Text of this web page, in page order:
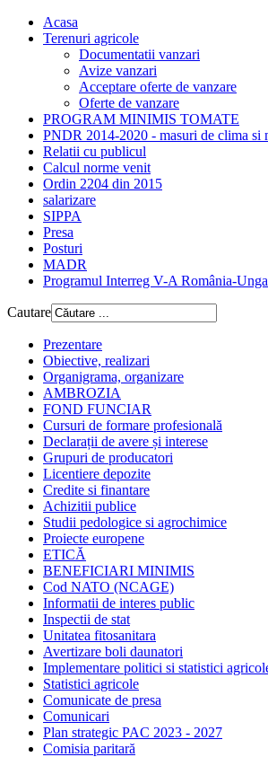
Acasa
Terenuri agricole
Documentatii vanzari
Avize vanzari
Acceptare oferte de vanzare
Oferte de vanzare
PROGRAM MINIMIS TOMATE
PNDR 2014-2020 - masuri de clima si
Relatii cu publicul
Calcul norme venit
Ordin 2204 din 2015
salarizare
SIPPA
Presa
Posturi
MADR
Programul Interreg V-A România-
Cautare
Prezentare
Obiective, realizari
Organigrama, organizare
AMBROZIA
FOND FUNCIAR
Cursuri de formare profesională
Declarații de avere și interese
Grupuri de producatori
Licentiere depozite
Credite si finantare
Achizitii publice
Studii pedologice si agrochimice
Proiecte europene
ETICĂ
BENEFICIARI MINIMIS
Cod NATO (NCAGE)
Informatii de interes public
Inspectii de stat
Unitatea fitosanitara
Avertizare boli daunatori
Implementare politici si statistici
Statistici agricole
Comunicate de presa
Comunicari
Plan strategic PAC 2023 - 2027
Comisia paritară